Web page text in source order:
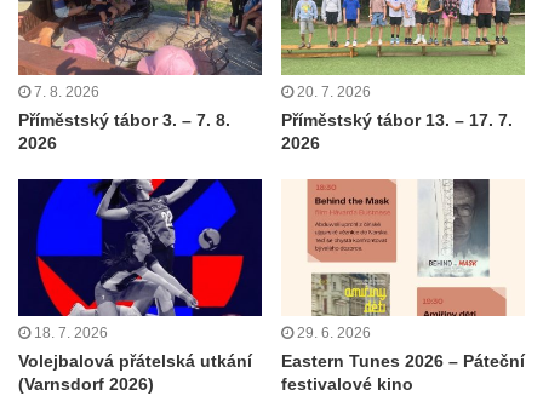
7. 8. 2026
Příměstský tábor 3. – 7. 8.
2026
20. 7. 2026
Příměstský tábor 13. – 17. 7.
2026
18. 7. 2026
Volejbalová přátelská utkání
(Varnsdorf 2026)
29. 6. 2026
Eastern Tunes 2026 – Páteční
festivalové kino